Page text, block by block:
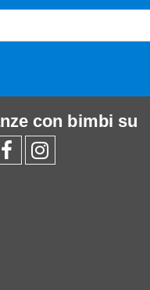
con bimbi su